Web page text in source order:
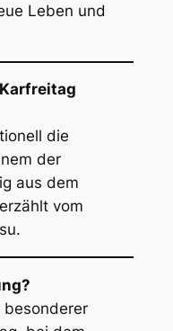
Leben und
die
der
aus dem
vom
besonderer